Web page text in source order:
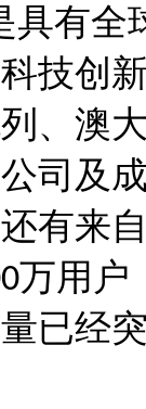
具有
技创
、澳
司及
有来
万用户
已经